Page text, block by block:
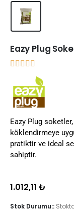
Eazy Plug
Eazy Plug
köklendirmeye
pratiktir ve ideal
sahiptir.
1.012,11 ₺
Stok Durumu::